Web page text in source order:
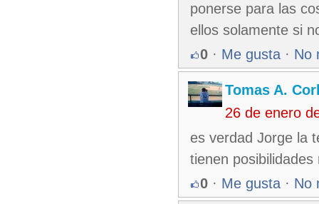
ponerse para las
ellos solamente si
0 · Me gusta · No
Tomas A.
26 de enero
es verdad Jorge la
tienen posibilidades
0 · Me gusta · No